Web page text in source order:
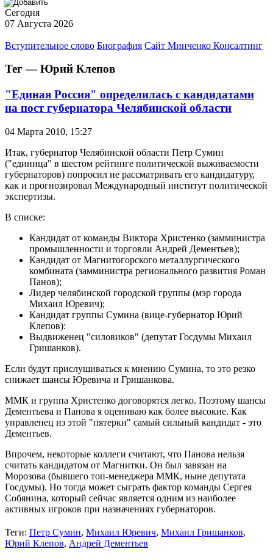
Сегодня
07 Августа 2026
Вступительное слово Биография Сайт Минченко Консалтинг
Тег — Юрий Клепов
"Единая Россия" определилась с кандидатами
на пост губернатора Челябинской области
04 Марта 2010, 15:27
Итак, губернатор Челябинской области Петр Сумин
("единица" в шестом рейтинге политической выживаемости
губернаторов) попросил не рассматривать его кандидатуру,
как и прогнозировал Международный институт политической
экспертизы.
В списке:
Кандидат от команды Виктора Христенко (замминистра
промышленности и торговли Андрей Дементьев);
Кандидат от Магнитогорского металлургического
комбината (замминистра регионального развития Роман
Панов);
Лидер челябинской городской группы (мэр города
Михаил Юревич);
Кандидат группы Сумина (вице-губернатор Юрий
Клепов):
Выдвиженец "силовиков" (депутат Госдумы Михаил
Гришанков).
Если будут прислушиваться к мнению Сумина, то это резко
снижает шансы Юревича и Гришанкова.
ММК и группа Христенко договорятся легко. Поэтому шансы
Дементьева и Панова я оцениваю как более высокие. Как
управленец из этой "пятерки" самый сильный кандидат - это
Дементьев.
Впрочем, некоторые коллеги считают, что Панова нельзя
считать кандидатом от Магнитки. Он был завязан на
Морозова (бывшего топ-менеджера ММК, ныне депутата
Госдумы). Но тогда может сыграть фактор команды Сергея
Собянина, который сейчас является одним из наиболее
активных игроков при назначениях губернаторов.
Теги: Петр Сумин, Михаил Юревич, Михаил Гришанков,
Юрий Клепов, Андрей Дементьев